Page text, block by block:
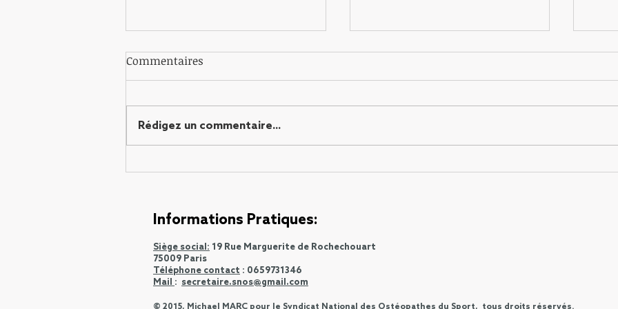
Communiqué de l’Unité
menée par Christelle Nguyen et
Coll., intitulée « Effect of
Essai clinique randomisé
Association (JAMA)
L’article » Effect of Osteopathic...
Commentaires
Rédigez un commentaire...
Informations Pratiques:
Siège social: 19 Rue Marguerite de Rochechouart
75009 Paris
Téléphone contact : 0659731346
Mail : secretaire.snos@gmail.com
© 2015, Michael MARC pour le Syndicat National des Ostéopathes du Sport, tous droits réservés.